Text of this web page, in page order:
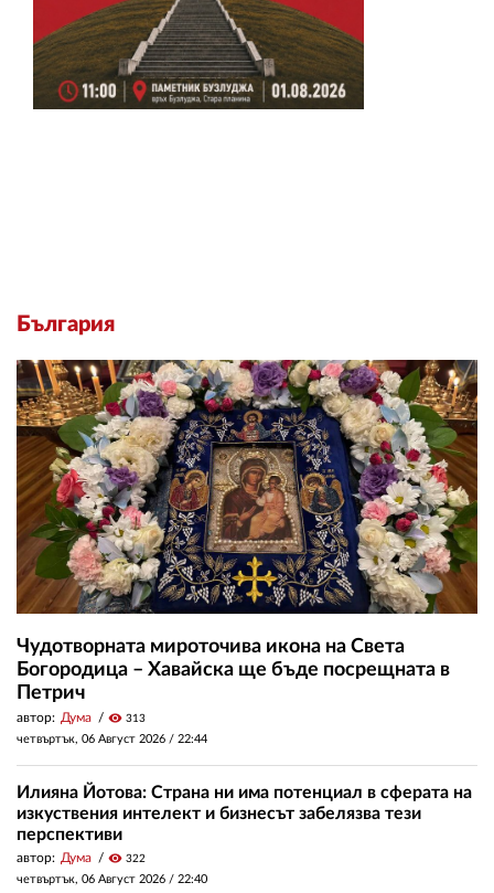
България
Чудотворната мироточива икона на Света
Богородица – Хавайска ще бъде посрещната в
Петрич
автор: Дума visibility 313
четвъртък, 06 Август 2026 / 22:44
Илияна Йотова: Страна ни има потенциал в сферата на
изкуствения интелект и бизнесът забелязва тези
перспективи
автор: Дума visibility 322
четвъртък, 06 Август 2026 / 22:40